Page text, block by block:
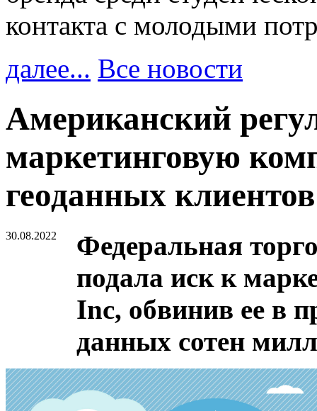
контакта с молодыми
далее... Все новости
Американский
маркетинговую
геоданных клиентов
30.08.2022
Федеральная
подала иск к
Inc, обвинив ее в
данных сотен